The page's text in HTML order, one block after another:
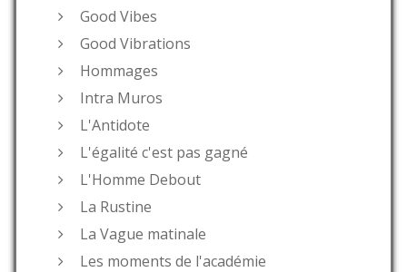
Good Vibes
Good Vibrations
Hommages
Intra Muros
L'Antidote
L'égalité c'est pas gagné
L'Homme Debout
La Rustine
La Vague matinale
Les moments de l'académie